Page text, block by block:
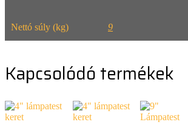
Nettó súly (kg) 9
Kapcsolódó termékek